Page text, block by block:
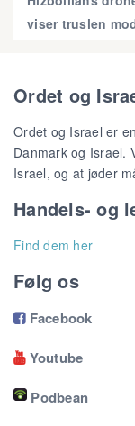
viser truslen
Ordet og
Ordet og Israel er
Danmark og Israel.
Israel, og at jøder
Handels- og
Find dem her
Følg os
Facebook
Youtube
Podbean